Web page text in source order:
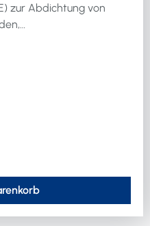
zur Abdichtung von
°C bis +260 °CWeitere
weiß· Gebinde: